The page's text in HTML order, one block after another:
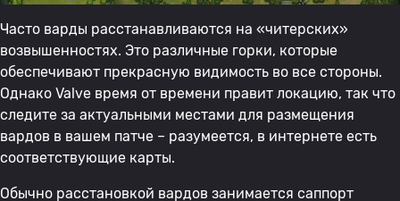
Часто варды расстанавливаются на «читерских»
возвышенностях. Это различные горки, которые
обеспечивают прекрасную видимость во все стороны.
Однако Valve время от времени правит локацию, так что
следите за актуальными местами для размещения
вардов в вашем патче – разумеется, в интернете есть
соответствующие карты.
Обычно расстановкой вардов занимается саппорт